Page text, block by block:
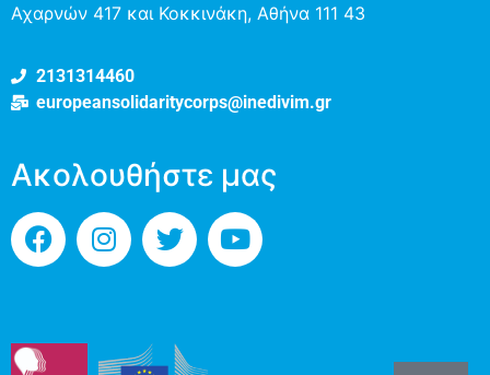
Αχαρνών 417 και Κοκκινάκη, Αθήνα 111 43
2131314460
europeansolidaritycorps@inedivim.gr
Ακολουθήστε μας